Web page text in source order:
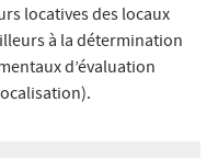
locatives des locaux
à la détermination
d’évaluation